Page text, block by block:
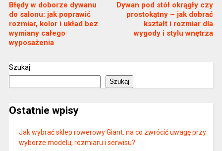
Błędy w doborze dywanu
do salonu: jak poprawić
rozmiar, kolor i układ bez
wymiany całego
wyposażenia
Dywan pod stół okrągły czy
prostokątny – jak dobrać
kształt i rozmiar dla
wygody i stylu wnętrza
Szukaj
Szukaj
Ostatnie wpisy
Jak wybrać sklep rowerowy Giant: na co zwrócić uwagę przy
wyborze modelu, rozmiaru i serwisu?